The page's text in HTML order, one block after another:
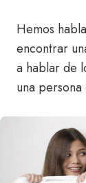
Hemos
encontrar
a hablar de
una